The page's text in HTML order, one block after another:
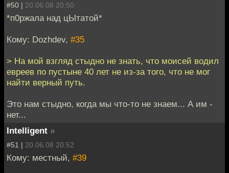
#50 | 20.06.08 20:50
*п0ржала над цЫтатой*
Кому: Dozhdev, #35
> На мой взгляд стыдно не знать, что моисей водил
евреев по пустыне 40 лет не из-за того, что не мог
найти верный путь.
Это нам стыдно, когда мы что-то не знаем... А им -
нет...
Intelligent »
#51 | 20.06.08 20:52
Кому: местный, #39